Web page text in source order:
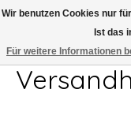
Telefon 04407 715872 MO-
Wir benutzen Cookies nur
Ist das
Für weitere Informationen